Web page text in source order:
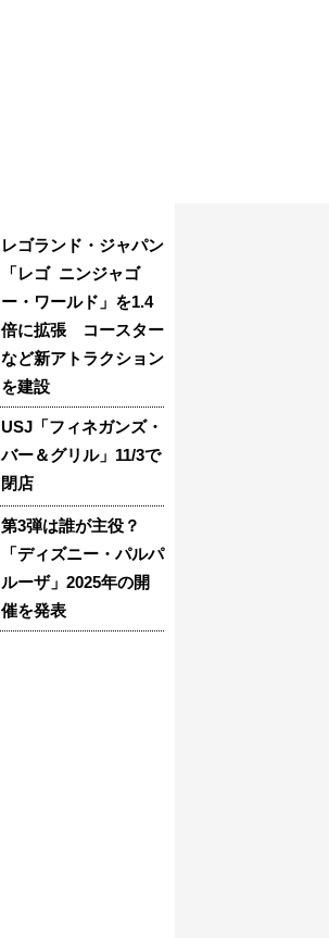
レゴランド・ジャパン
「レゴ ニンジャゴ
ー・ワールド」を1.4
倍に拡張 コースター
など新アトラクション
を建設
USJ「フィネガンズ・
バー＆グリル」11/3で
閉店
第3弾は誰が主役？
「ディズニー・パルパ
ルーザ」2025年の開
催を発表